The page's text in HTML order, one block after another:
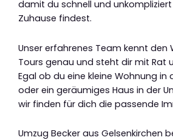
damit du schnell und
Zuhause findest.
Unser erfahrenes Team kennt den
Tours genau und steht dir mit Rat
Egal ob du eine kleine Wohnung in
oder ein geräumiges Haus in der
wir finden für dich die passende
Umzug Becker aus Gelsenkirchen